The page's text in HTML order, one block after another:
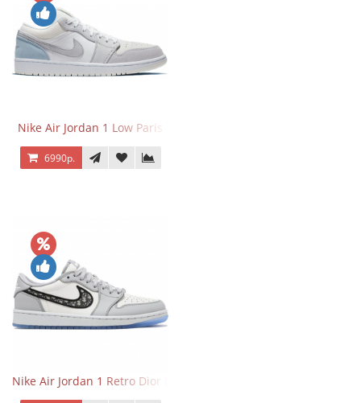
Nike Air Jordan 1 Low Paris
6990р.
Nike Air Jordan 1 Retro Dior Low